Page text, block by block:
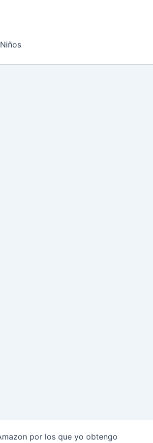
Niños
por los que yo obtengo